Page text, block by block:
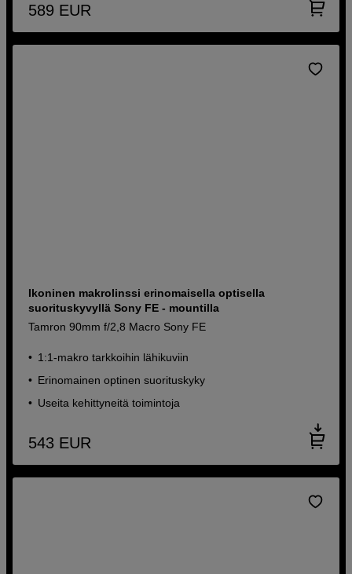
589 EUR
Ikoninen makrolinssi erinomaisella optisella
suorituskyvyllä Sony FE - mountilla
Tamron 90mm f/2,8 Macro Sony FE
1:1-makro tarkkoihin lähikuviin
Erinomainen optinen suorituskyky
Useita kehittyneitä toimintoja
543 EUR